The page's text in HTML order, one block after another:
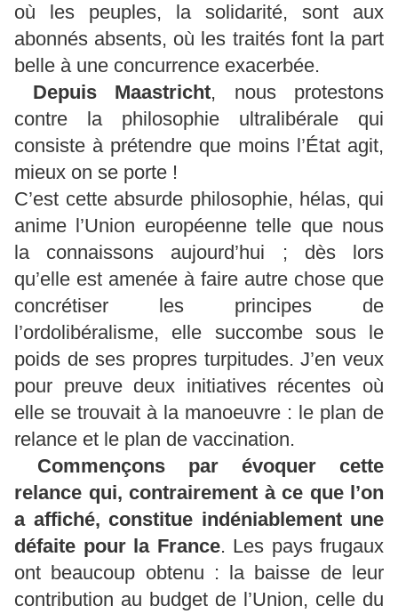
où les peuples, la solidarité, sont aux
abonnés absents, où les traités font la part
belle à une concurrence exacerbée.
Depuis Maastricht, nous protestons
contre la philosophie ultralibérale qui
consiste à prétendre que moins l’État agit,
mieux on se porte !
C’est cette absurde philosophie, hélas, qui
anime l’Union européenne telle que nous
la connaissons aujourd’hui ; dès lors
qu’elle est amenée à faire autre chose que
concrétiser les principes de
l’ordolibéralisme, elle succombe sous le
poids de ses propres turpitudes. J’en veux
pour preuve deux initiatives récentes où
elle se trouvait à la manoeuvre : le plan de
relance et le plan de vaccination.
Commençons par évoquer cette
relance qui, contrairement à ce que l’on
a affiché, constitue indéniablement une
défaite pour la France. Les pays frugaux
ont beaucoup obtenu : la baisse de leur
contribution au budget de l’Union, celle du